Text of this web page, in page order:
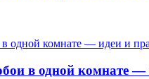
в одной комнате